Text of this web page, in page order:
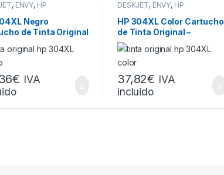
, ENVY, HP
Negro
de Tinta Original
€ IVA
DESKJET, ENVY, HP
HP 304XL Color Cartucho
de Tinta Original –
N9K07AE
37,82€ IVA
incluido